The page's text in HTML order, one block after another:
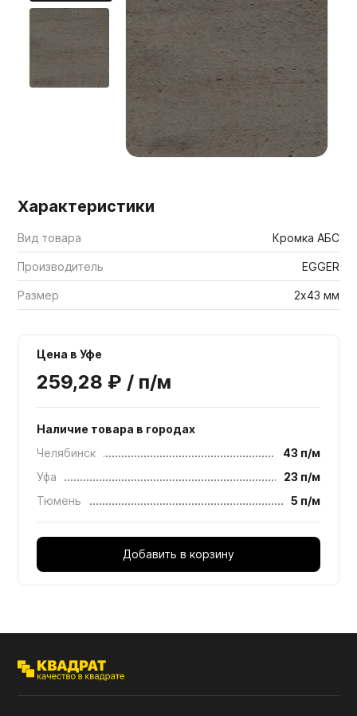
Мебельные образцы, каталоги
Характеристики
Вид товара Кромка АБС
Производитель EGGER
Размер 2х43 мм
Цена в Уфе
259,28 ₽ / п/м
Наличие товара в городах
Челябинск
43 п/м
Уфа
23 п/м
Тюмень
5 п/м
Добавить в корзину